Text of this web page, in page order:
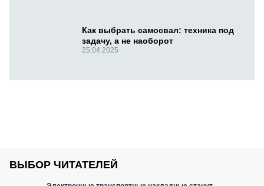
Как выбрать самосвал: техника под
задачу, а не наоборот
25.04.2025
ВЫБОР ЧИТАТЕЛЕЙ